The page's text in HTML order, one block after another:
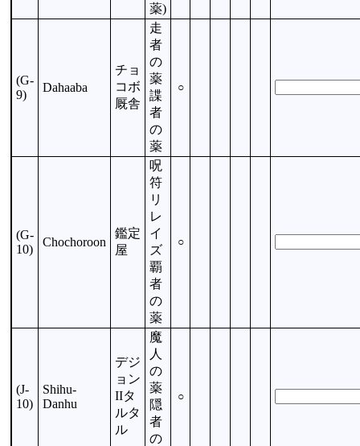
薬)
(G-
9)
Dahaaba
チョ
コボ
厩舎
走
者
の
薬
諜
者
の
薬
○
(G-
10)
Chochoroon
鑑定
屋
呪
符
リ
レ
イ
ズ
覇
者
の
薬
○
(J-
10)
Shihu-
Danhu
デジ
ョン
IIタ
ルタ
ル
魔
人
の
薬
隠
者
の
○